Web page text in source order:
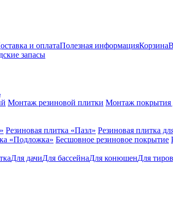
и оплатаПолезная информацияКорзина
запасы
Монтаж резиновой плитки Монтаж покрытия
Резиновая плитка «Пазл» Резиновая плитка
«Подложка» Бесшовное резиновое покрытие
Для дачиДля бaссейнаДля конюшенДля тиров